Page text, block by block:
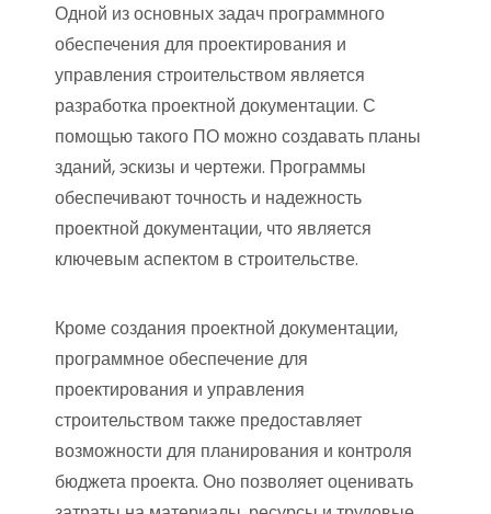
Одной из основных задач программного
обеспечения для проектирования и
управления строительством является
разработка проектной документации. С
помощью такого ПО можно создавать планы
зданий, эскизы и чертежи. Программы
обеспечивают точность и надежность
проектной документации, что является
ключевым аспектом в строительстве.
Кроме создания проектной документации,
программное обеспечение для
проектирования и управления
строительством также предоставляет
возможности для планирования и контроля
бюджета проекта. Оно позволяет оценивать